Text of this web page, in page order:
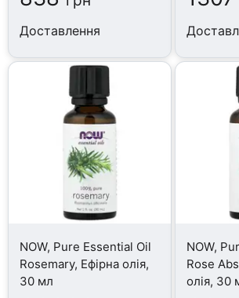
Доставлення
NOW, Pure Essential Oil
Rosemary, Ефірна олія,
30 мл
NOW,
Rose
олія, 30